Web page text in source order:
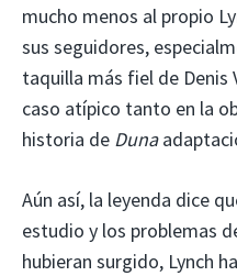
mucho menos al propio
sus seguidores,
taquilla más fiel de Denis
caso atípico tanto en la
historia de Duna
Aún así, la leyenda dice
estudio y los problemas
hubieran surgido, Lynch